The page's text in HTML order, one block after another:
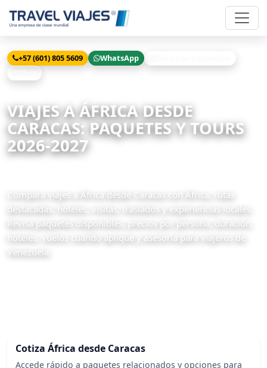
+57 (601) 805 5609 WhatsApp
VIAJES A ÁFRICA DESDE
CARACAS: PAQUETES Y TOURS
2026-2027
Compara viajes a África desde Caracas con África, rutas
destacadas, hoteles, visitas, traslados y experiencias locales.
Revisa paquetes disponibles, precios por persona, duración,
hoteles, vuelos cuando aplique y asesoría para viajeros de
Venezuela.
Cotiza África desde Caracas
Accede rápido a paquetes relacionados y opciones para